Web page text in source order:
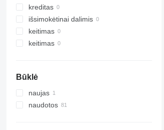
kreditas
išsimokėtinai dalimis
keitimas
keitimas
Būklė
naujas
naudotos